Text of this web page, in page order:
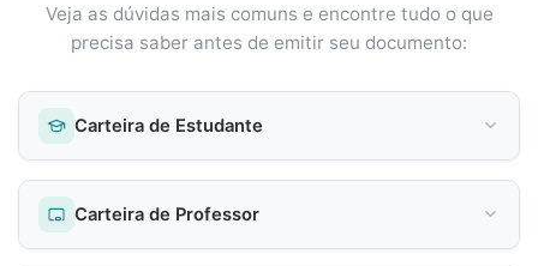
Veja as dúvidas mais comuns e encontre tudo o que
precisa saber antes de emitir seu documento:
Carteira de Estudante
Carteira de Professor